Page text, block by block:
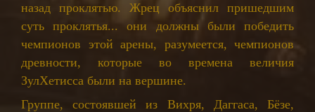
назад проклятью. Жрец объяснил пришедшим
суть проклятья... они должны были победить
чемпионов этой арены, разумеется, чемпионов
древности, которые во времена величия
ЗулХетисса были на вершине.
Группе, состоявшей из Вихря, Даггаса, Бёзе,